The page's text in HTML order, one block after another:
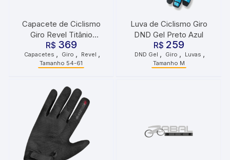
Capacete de Ciclismo
Giro Revel Titânio
Branco
R$ 369
Capacetes Giro Revel
Tamanho 54-61
Luva de Ciclismo Giro
DND Gel Preto Azul
R$ 259
DND Gel Giro Luvas
Tamanho M